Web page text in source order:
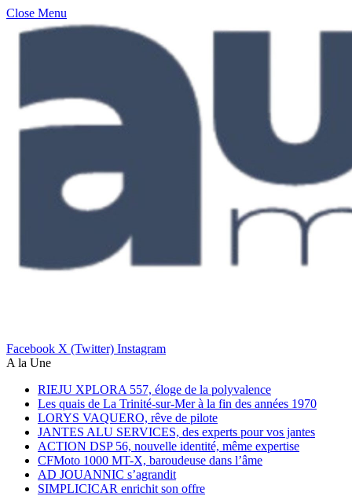
Close Menu
Facebook X (Twitter) Instagram
A la Une
RIEJU XPLORA 557, éloge de la polyvalence
Les quais de La Trinité-sur-Mer à la fin des années 1970
LORYS VAQUERO, rêve de pilote
JANTES ALU SERVICES, des experts pour vos jantes
ACTION DSP 56, nouvelle identité, même expertise
CFMoto 1000 MT-X, baroudeuse dans l’âme
AD JOUANNIC s’agrandit
SIMPLICICAR enrichit son offre